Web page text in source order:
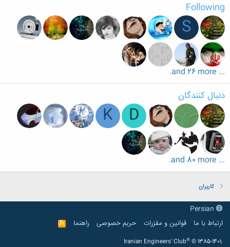
Following
S
... and 26 more.
دنبال کنندگان
D
K
... and 80 more.
کاربران
ارتباط با ما
قوانین و مقرّرات حریم خصوصی راهنما
R
S
Iranian Engineers' Club® © 1385-1401.